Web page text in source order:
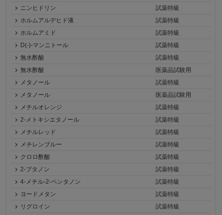
ニンヒドリン
試薬特級
ホルムアルデヒド液
試薬特級
ホルムアミド
試薬特級
D(-)-マンニトール
試薬特級
無水酢酸
試薬特級
無水酢酸
医薬品試験用
メタノール
試薬特級
メタノール
医薬品試験用
メチルオレンジ
試薬特級
2-メトキシエタノール
試薬特級
メチルレッド
試薬特級
メチレンブルー
試薬特級
クロロ酢酸
試薬特級
2-ブタノン
試薬特級
4-メチル-2-ペンタノン
試薬特級
ヨードメタン
試薬特級
リグロイン
試薬特級